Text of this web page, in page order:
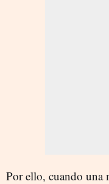
Por ello, cuando una